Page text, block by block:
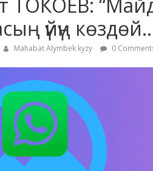
үйүң
Mahabat Alymbek kyzy 0